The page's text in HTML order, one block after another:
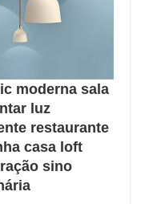
moderna sala
luz
restaurante
casa loft
sino